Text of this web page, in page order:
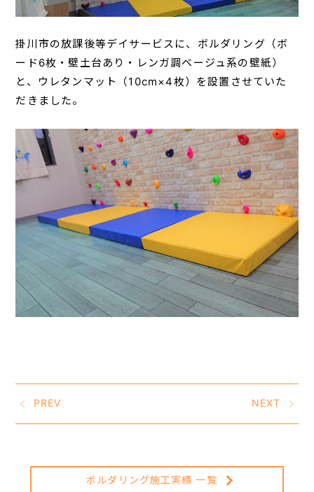
掛川市の放課後等デイサービスに、ボルダリング（ボ
ード6枚・壁土台あり・レンガ調ベージュ系の壁紙）
と、ウレタンマット（10cm×4枚）を設置させていた
だきました。
PREV NEXT
ボルダリング施工実績 一覧